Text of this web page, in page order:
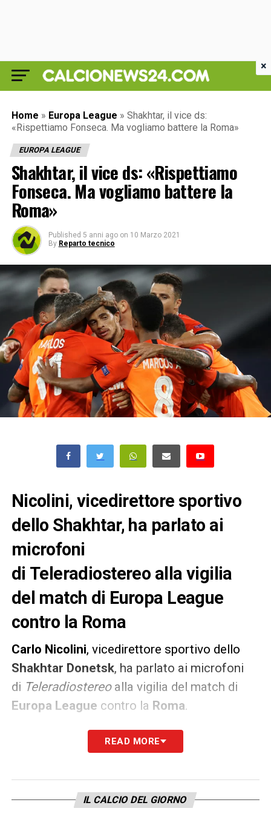
Home » Europa League » Shakhtar, il vice ds:
«Rispettiamo Fonseca. Ma vogliamo battere la Roma»
EUROPA LEAGUE
Shakhtar, il vice ds: «Rispettiamo
Fonseca. Ma vogliamo battere la
Roma»
Published 5 anni ago on 10 Marzo 2021
By Reparto tecnico
Nicolini, vicedirettore sportivo
dello Shakhtar, ha parlato ai
microfoni
di Teleradiostereo alla vigilia
del match di Europa League
contro la Roma
Carlo Nicolini, vicedirettore sportivo dello
Shakhtar Donetsk, ha parlato ai microfoni
di Teleradiostereo alla vigilia del match di
Europa League contro la Roma.
«Rispettiamo tantissimo Fonseca e il club lo
ringrazia per gli anni in cui è stato qui e le
sfortunati nel sorteggio, perché in
READ MORE
IL CALCIO DEL GIORNO
×